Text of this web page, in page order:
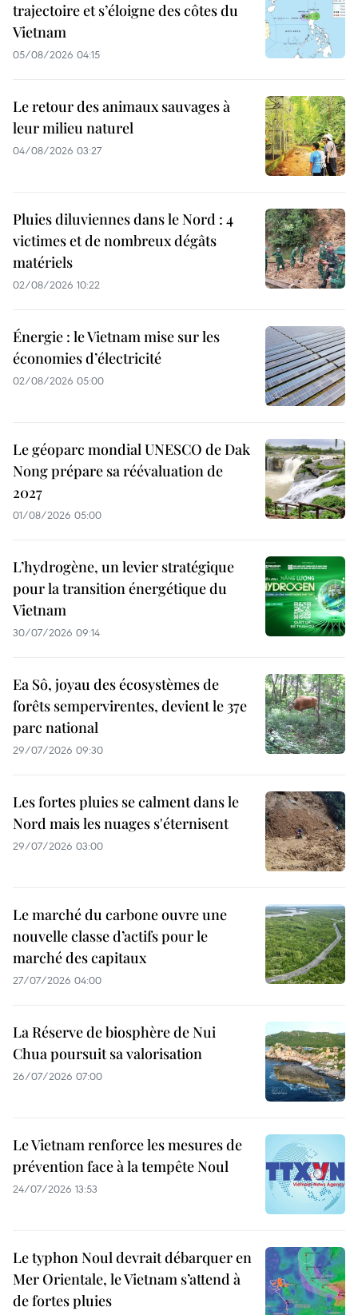
trajectoire et s’éloigne des côtes du
Vietnam
05/08/2026 04:15
Le retour des animaux sauvages à
leur milieu naturel
04/08/2026 03:27
Pluies diluviennes dans le Nord : 4
victimes et de nombreux dégâts
matériels
02/08/2026 10:22
Énergie : le Vietnam mise sur les
économies d’électricité
02/08/2026 05:00
Le géoparc mondial UNESCO de Dak
Nong prépare sa réévaluation de
2027
01/08/2026 05:00
L’hydrogène, un levier stratégique
pour la transition énergétique du
Vietnam
30/07/2026 09:14
Ea Sô, joyau des écosystèmes de
forêts sempervirentes, devient le 37e
parc national
29/07/2026 09:30
Les fortes pluies se calment dans le
Nord mais les nuages s'éternisent
29/07/2026 03:00
Le marché du carbone ouvre une
nouvelle classe d’actifs pour le
marché des capitaux
27/07/2026 04:00
La Réserve de biosphère de Nui
Chua poursuit sa valorisation
26/07/2026 07:00
Le Vietnam renforce les mesures de
prévention face à la tempête Noul
24/07/2026 13:53
Le typhon Noul devrait débarquer en
Mer Orientale, le Vietnam s’attend à
de fortes pluies